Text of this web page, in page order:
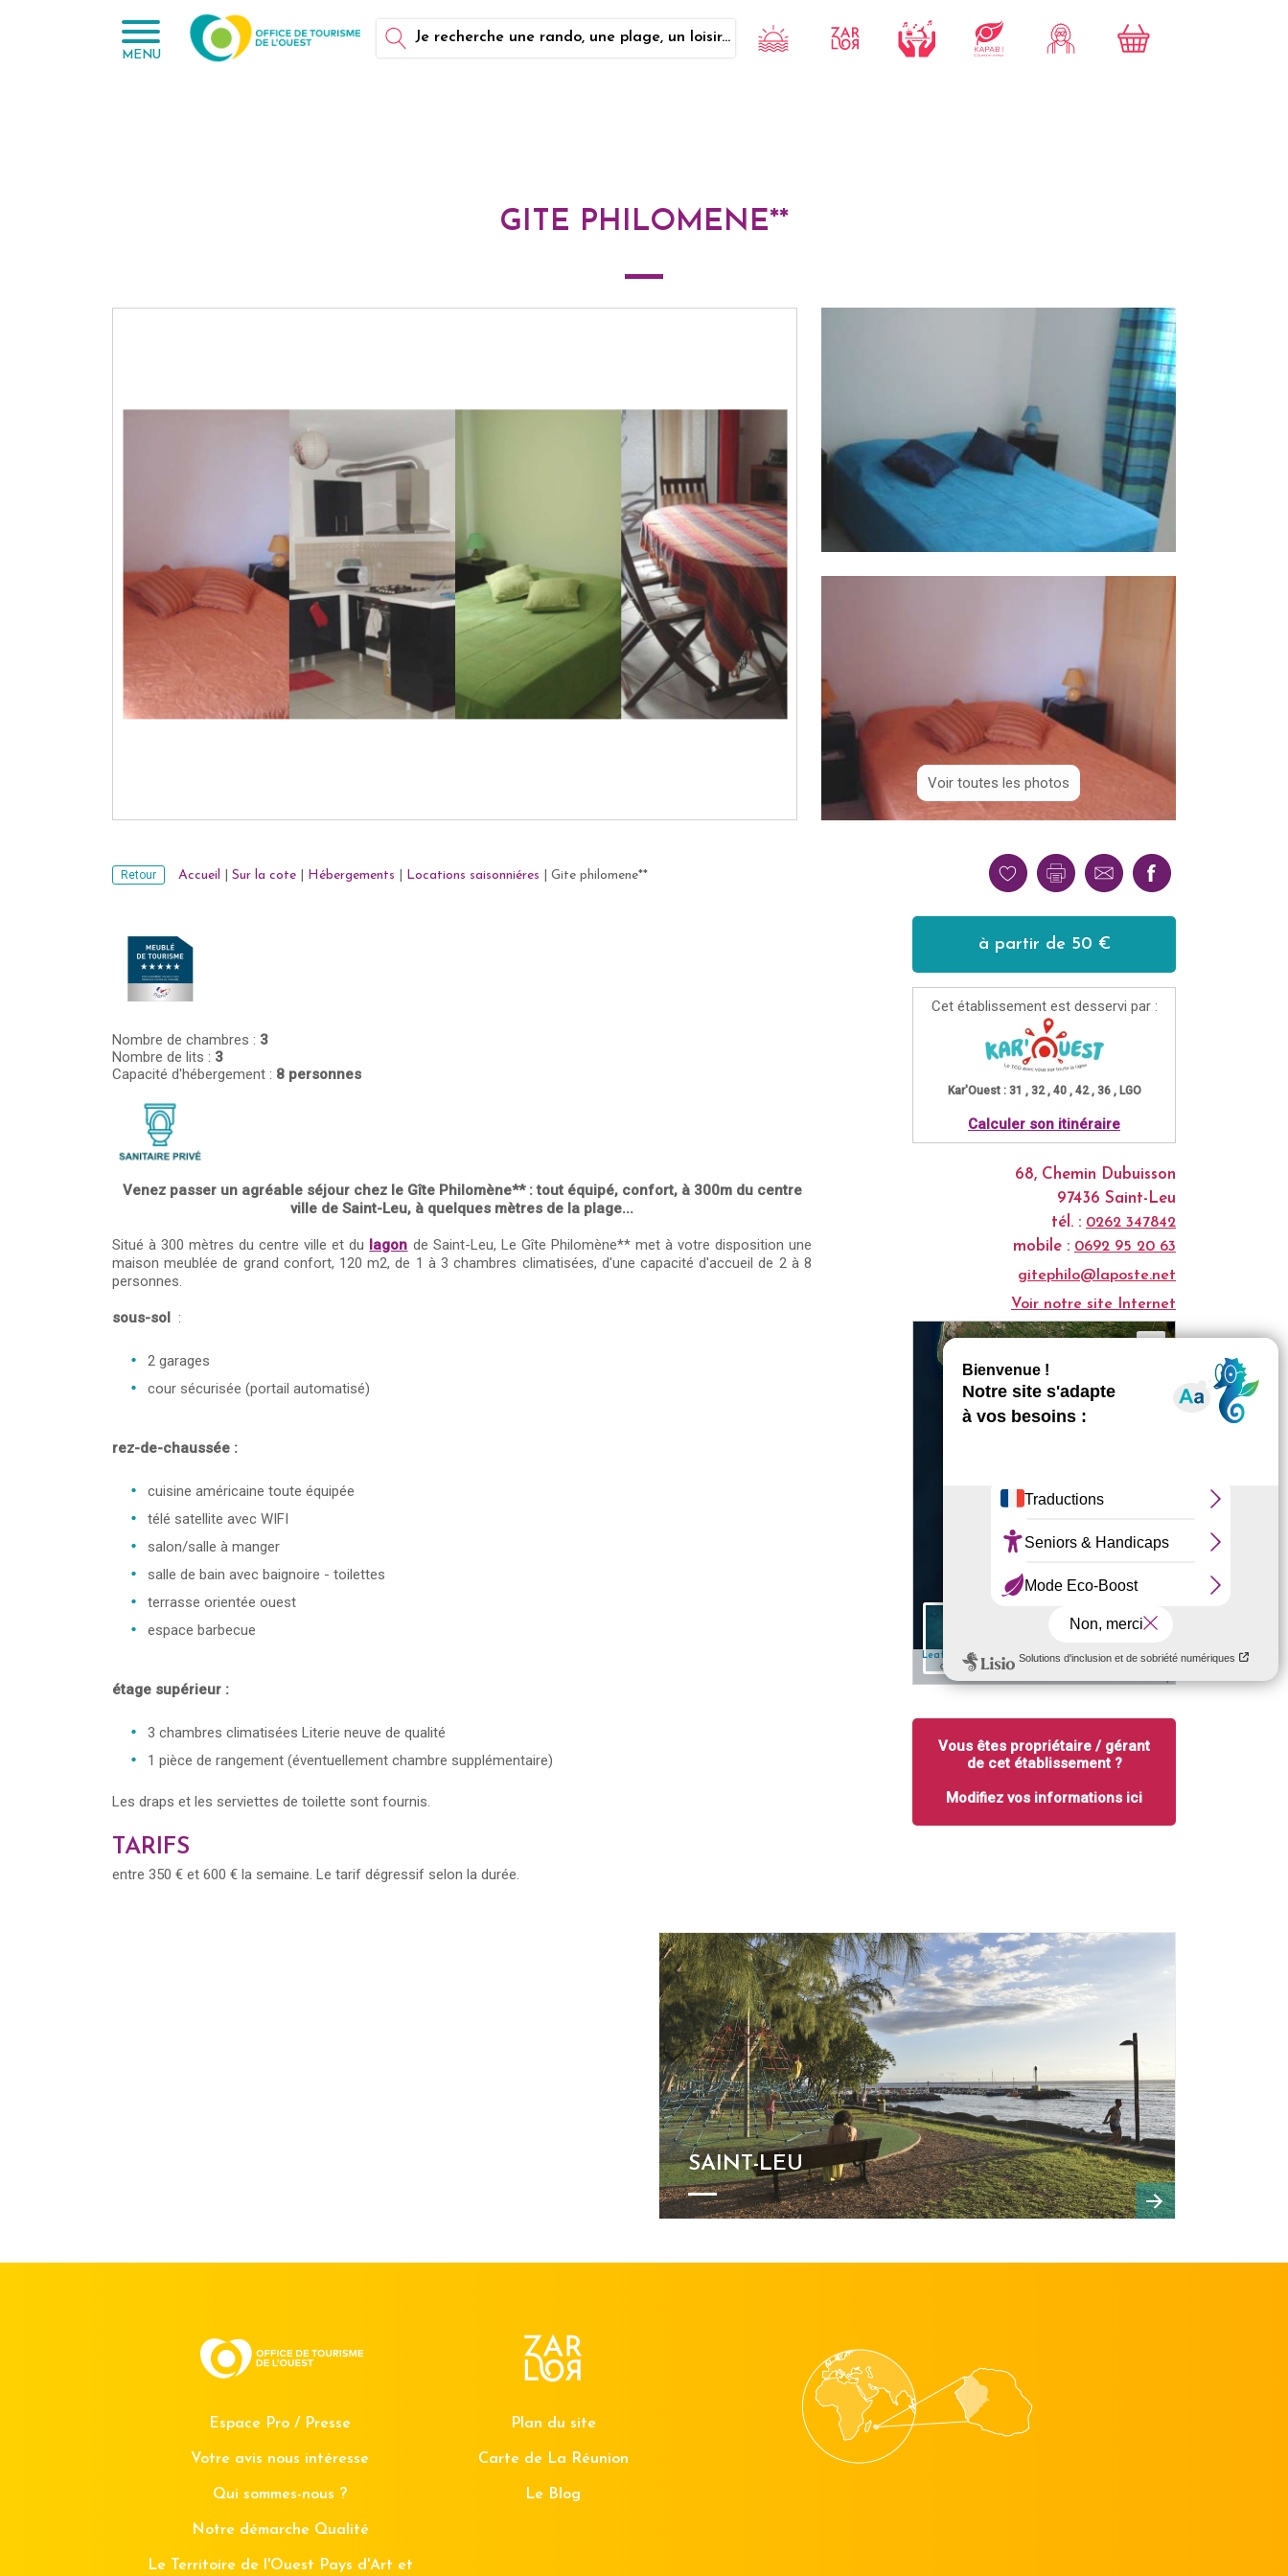
MENU
Je recherche une rando, une plage, un loisir...
GITE PHILOMENE**
Voir toutes les photos
Voir toutes les photos
Retour Accueil Sur la cote Hébergements Locations saisonniéres Gite philomene**
Nombre de chambres : 3
Nombre de lits : 3
Capacité d'hébergement : 8 personnes
Venez passer un agréable séjour chez le Gîte Philomène** : tout équipé, confort, à 300m du centre
ville de Saint-Leu, à quelques mètres de la plage...
Situé à 300 mètres du centre ville et du lagon de Saint-Leu, Le Gîte Philomène** met à votre disposition une
maison meublée de grand confort, 120 m2, de 1 à 3 chambres climatisées, d'une capacité d'accueil de 2 à 8
personnes.
sous-sol :
2 garages
cour sécurisée (portail automatisé)
rez-de-chaussée :
cuisine américaine toute équipée
télé satellite avec WIFI
salon/salle à manger
salle de bain avec baignoire - toilettes
terrasse orientée ouest
espace barbecue
étage supérieur :
3 chambres climatisées Literie neuve de qualité
1 pièce de rangement (éventuellement chambre supplémentaire)
Les draps et les serviettes de toilette sont fournis.
TARIFS
entre 350 € et 600 € la semaine. Le tarif dégressif selon la durée.
à partir de 50 €
Cet établissement est desservi par :
Kar'Ouest : 31 , 32 , 40 , 42 , 36 , LGO
Calculer son itinéraire
68, Chemin Dubuisson
97436 Saint-Leu
tél. : 0262 347842
mobile : 0692 95 20 63
gitephilo@laposte.net
Voir notre site Internet
Leaflet
| Map data: ©Esri— Source: Esri, i-cubed, USDA, USGS, AEX,
GeoEye, Getmapping, Aerogrid, IGN, IGP, UPR-EGP, and the GIS User
Vous êtes propriétaire / gérant
de cet établissement ?
Modifiez vos informations ici
SAINT-LEU
Espace Pro / Presse
Votre avis nous intéresse
Qui sommes-nous ?
Notre démarche Qualité
Le Territoire de l'Ouest Pays d'Art et
Plan du site
Carte de La Réunion
Le Blog